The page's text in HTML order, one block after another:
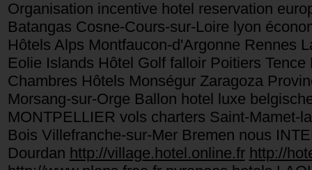
Organisation incentive hotel reservation
Batangas Cosne-Cours-sur-Loire lyon
Hôtels Alps Montfaucon-d'Argonne Rennes
Eolie Islands Hôtel Golf falloir Poitiers
Chambres Hôtels Monségur Zaragoza
Morsang-sur-Orge Ballon hotel luxe
MONTPELLIER vols charters Saint-Mamet-
Bois Villefranche-sur-Mer Bremen nous
Dourdan http://village.hotel.online.fr http://